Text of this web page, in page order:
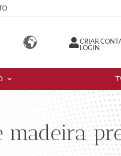
CRIAR
LOGIN
madeira